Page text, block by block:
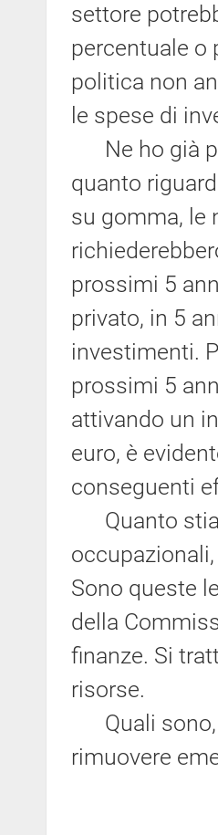
settore
percentuale o
politica non
le spese di
Ne ho già
quanto
su gomma, le
prossimi 5
privato, in 5
investimenti.
prossimi 5
attivando un
euro, è
conseguenti
Quanto
Sono queste
della
finanze. Si
risorse.
Quali sono,
rimuovere